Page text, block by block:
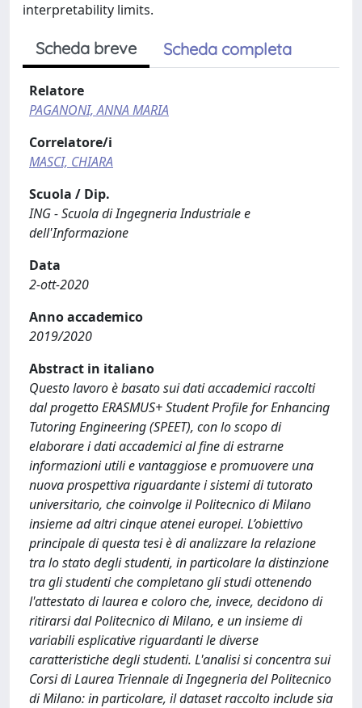
interpretability limits.
Scheda breve Scheda completa
Relatore
PAGANONI, ANNA MARIA
Correlatore/i
MASCI, CHIARA
Scuola / Dip.
ING - Scuola di Ingegneria Industriale e
dell'Informazione
Data
2-ott-2020
Anno accademico
2019/2020
Abstract in italiano
Questo lavoro è basato sui dati accademici raccolti
dal progetto ERASMUS+ Student Profile for Enhancing
Tutoring Engineering (SPEET), con lo scopo di
elaborare i dati accademici al fine di estrarne
informazioni utili e vantaggiose e promuovere una
nuova prospettiva riguardante i sistemi di tutorato
universitario, che coinvolge il Politecnico di Milano
insieme ad altri cinque atenei europei. L’obiettivo
principale di questa tesi è di analizzare la relazione
tra lo stato degli studenti, in particolare la distinzione
tra gli studenti che completano gli studi ottenendo
l'attestato di laurea e coloro che, invece, decidono di
ritirarsi dal Politecnico di Milano, e un insieme di
variabili esplicative riguardanti le diverse
caratteristiche degli studenti. L'analisi si concentra sui
Corsi di Laurea Triennale di Ingegneria del Politecnico
di Milano: in particolare, il dataset raccolto include sia